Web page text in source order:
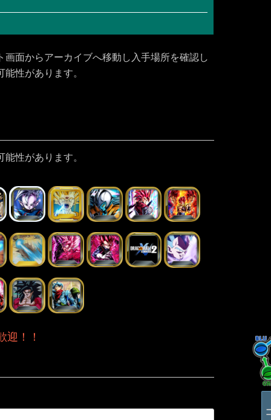
面からアーカイブへ移動し入手場所を確認し
性があります。
性があります。
迎！！